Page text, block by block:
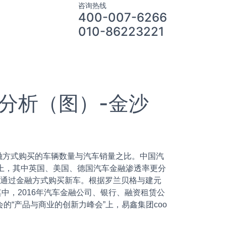
咨询热线
400-007-6266
010-86223221
析（图）-金沙
式购买的车辆数量与汽车销量之比。中国汽
其中英国、美国、德国汽车金融渗透率更分
过金融方式购买新车。根据罗兰贝格与建元
，2016年汽车金融公司、银行、融资租赁公
“产品与商业的创新力峰会”上，易鑫集团coo